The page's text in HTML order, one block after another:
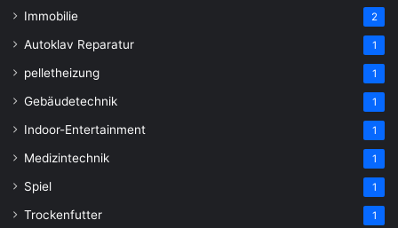
Immobilie 2
Autoklav Reparatur 1
pelletheizung 1
Gebäudetechnik 1
Indoor-Entertainment 1
Medizintechnik 1
Spiel 1
Trockenfutter 1